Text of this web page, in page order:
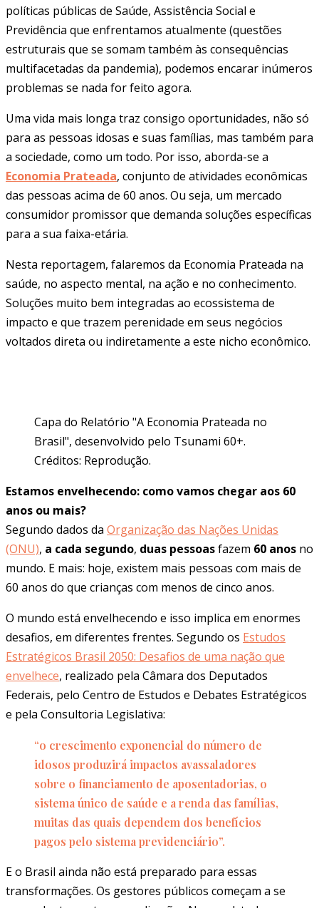
políticas públicas de Saúde, Assistência Social e
Previdência que enfrentamos atualmente (questões
estruturais que se somam também às consequências
multifacetadas da pandemia), podemos encarar inúmeros
problemas se nada for feito agora.
Uma vida mais longa traz consigo oportunidades, não só
para as pessoas idosas e suas famílias, mas também para
a sociedade, como um todo. Por isso, aborda-se a
Economia Prateada, conjunto de atividades econômicas
das pessoas acima de 60 anos. Ou seja, um mercado
consumidor promissor que demanda soluções específicas
para a sua faixa-etária.
Nesta reportagem, falaremos da Economia Prateada na
saúde, no aspecto mental, na ação e no conhecimento.
Soluções muito bem integradas ao ecossistema de
impacto e que trazem perenidade em seus negócios
voltados direta ou indiretamente a este nicho econômico.
Capa do Relatório "A Economia Prateada no
Brasil", desenvolvido pelo Tsunami 60+.
Créditos: Reprodução.
Estamos envelhecendo: como vamos chegar aos 60
anos ou mais?
Segundo dados da Organização das Nações Unidas
(ONU), a cada segundo, duas pessoasfazem 60 anos no
mundo. E mais: hoje, existem mais pessoas com mais de
60 anos do que crianças com menos de cinco anos.
O mundo está envelhecendo e isso implica em enormes
desafios, em diferentes frentes. Segundo os Estudos
Estratégicos Brasil 2050: Desafios de uma nação que
envelhece, realizado pela Câmara dos Deputados
Federais, pelo Centro de Estudos e Debates Estratégicos
e pela Consultoria Legislativa:
“o crescimento exponencial do número de
idosos produzirá impactos avassaladores
sobre o financiamento de aposentadorias, o
sistema único de saúde e a renda das famílias,
muitas das quais dependem dos benefícios
pagos pelo sistema previdenciário”.
E o Brasil ainda não está preparado para essas
transformações. Os gestores públicos começam a se